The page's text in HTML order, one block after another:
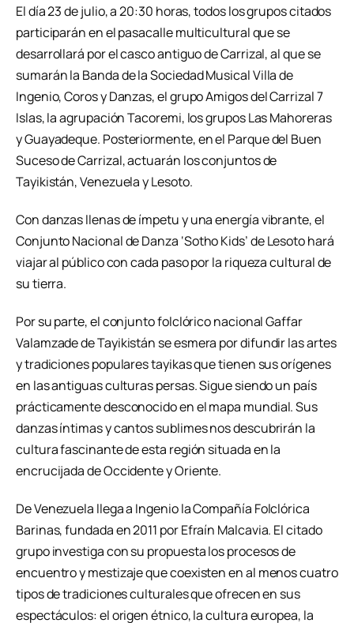
El día 23 de julio, a 20:30 horas, todos los grupos citados
participarán en el pasacalle multicultural que se
desarrollará por el casco antiguo de Carrizal, al que se
sumarán la Banda de la Sociedad Musical Villa de
Ingenio, Coros y Danzas, el grupo Amigos del Carrizal 7
Islas, la agrupación Tacoremi, los grupos Las Mahoreras
y Guayadeque. Posteriormente, en el Parque del Buen
Suceso de Carrizal, actuarán los conjuntos de
Tayikistán, Venezuela y Lesoto.
Con danzas llenas de ímpetu y una energía vibrante, el
Conjunto Nacional de Danza ‘Sotho Kids’ de Lesoto hará
viajar al público con cada paso por la riqueza cultural de
su tierra.
Por su parte, el conjunto folclórico nacional Gaffar
Valamzade de Tayikistán se esmera por difundir las artes
y tradiciones populares tayikas que tienen sus orígenes
en las antiguas culturas persas. Sigue siendo un país
prácticamente desconocido en el mapa mundial. Sus
danzas íntimas y cantos sublimes nos descubrirán la
cultura fascinante de esta región situada en la
encrucijada de Occidente y Oriente.
De Venezuela llega a Ingenio la Compañía Folclórica
Barinas, fundada en 2011 por Efraín Malcavia. El citado
grupo investiga con su propuesta los procesos de
encuentro y mestizaje que coexisten en al menos cuatro
tipos de tradiciones culturales que ofrecen en sus
espectáculos: el origen étnico, la cultura europea, la